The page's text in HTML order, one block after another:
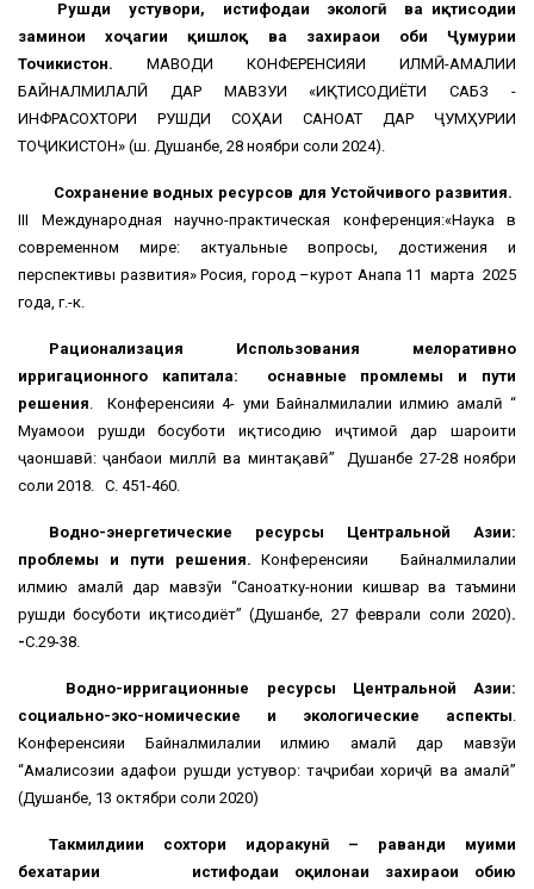
Рушди устувори, истифодаи экологӣ ва иқтисодии
заминҳои хоҷагии қишлоқ ва захираҳои оби Ҷумҳурии
Точикистон. МАВОДИ КОНФЕРЕНСИЯИ ИЛМӢ-АМАЛИИ
БАЙНАЛМИЛАЛӢ ДАР МАВЗУИ «ИҚТИСОДИЁТИ САБЗ -
ИНФРАСОХТОРИ РУШДИ СОҲАИ САНОАТ ДАР ҶУМҲУРИИ
ТОҶИКИСТОН» (ш. Душанбе, 28 ноябри соли 2024).
Сохранение водных ресурсов для Устойчивого развития.
III Международная научно-практическая конференция:«Наука в
современном мире: актуальные вопросы, достижения и
перспективы развития» Росия, город –курот Анапа 11 марта 2025
года, г.-к.
Рационализация Использования мелоративно
ирригационного капитала: оснавные промлемы и пути
решения. Конференсияи 4- уми Байналмилалии илмию амалӣ “
Муамоҳои рушди босуботи иқтисодию иҷтимоӣ дар шароити
ҷаҳоншавӣ: ҷанбаҳои миллӣ ва минтақавӣ” Душанбе 27-28 ноябри
соли 2018. С. 451-460.
Водно-энергетические ресурсы Центральной Азии:
проблемы и пути решения. Конференсияи Байналмилалии
илмию амалӣ дар мавзӯи “Саноатку-нонии кишвар ва таъмини
рушди босуботи иқтисодиёт” (Душанбе, 27 феврали соли 2020).
-С.29-38.
Водно-ирригационные ресурсы Центральной Азии:
социально-эко-номические и экологические аспекты.
Конференсияи Байналмилалии илмию амалӣ дар мавзӯи
“Амалисозии ҳадафҳои рушди устувор: таҷрибаи хориҷӣ ва амалӣ”
(Душанбе, 13 октябри соли 2020)
Такмилдиҳии сохтори идоракунӣ – раванди муҳими
бехатарии истифодаи оқилонаи захираҳои обию